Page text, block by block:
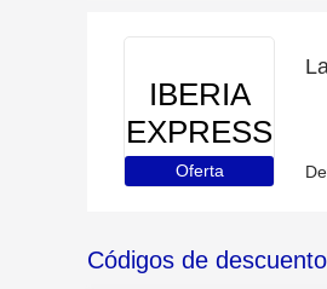
IBERIA
EXPRESS
Oferta
Códigos de